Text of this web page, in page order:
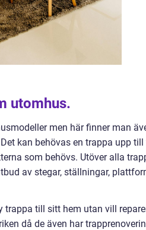
utomhus.
men här finner man
kan behövas en trappa upp till
som behövs. Utöver alla
av stegar, ställningar,
trappa till sitt hem utan vill
då de även har